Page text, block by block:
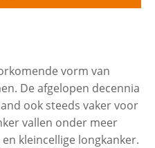
vorm van
De afgelopen decennia
ook steeds vaker voor
vallen onder meer
kleincellige longkanker.